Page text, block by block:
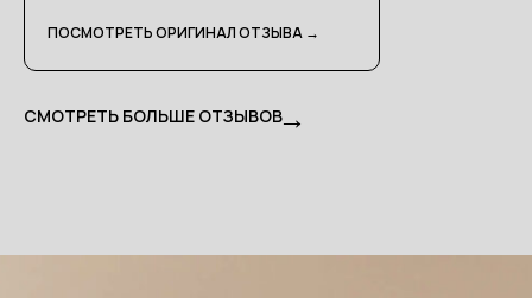
СМОТРЕТЬ БОЛЬШЕ ОТЗЫВОВ→
ПОСМОТРЕТЬ ОРИГИНАЛ ОТЗЫВА →